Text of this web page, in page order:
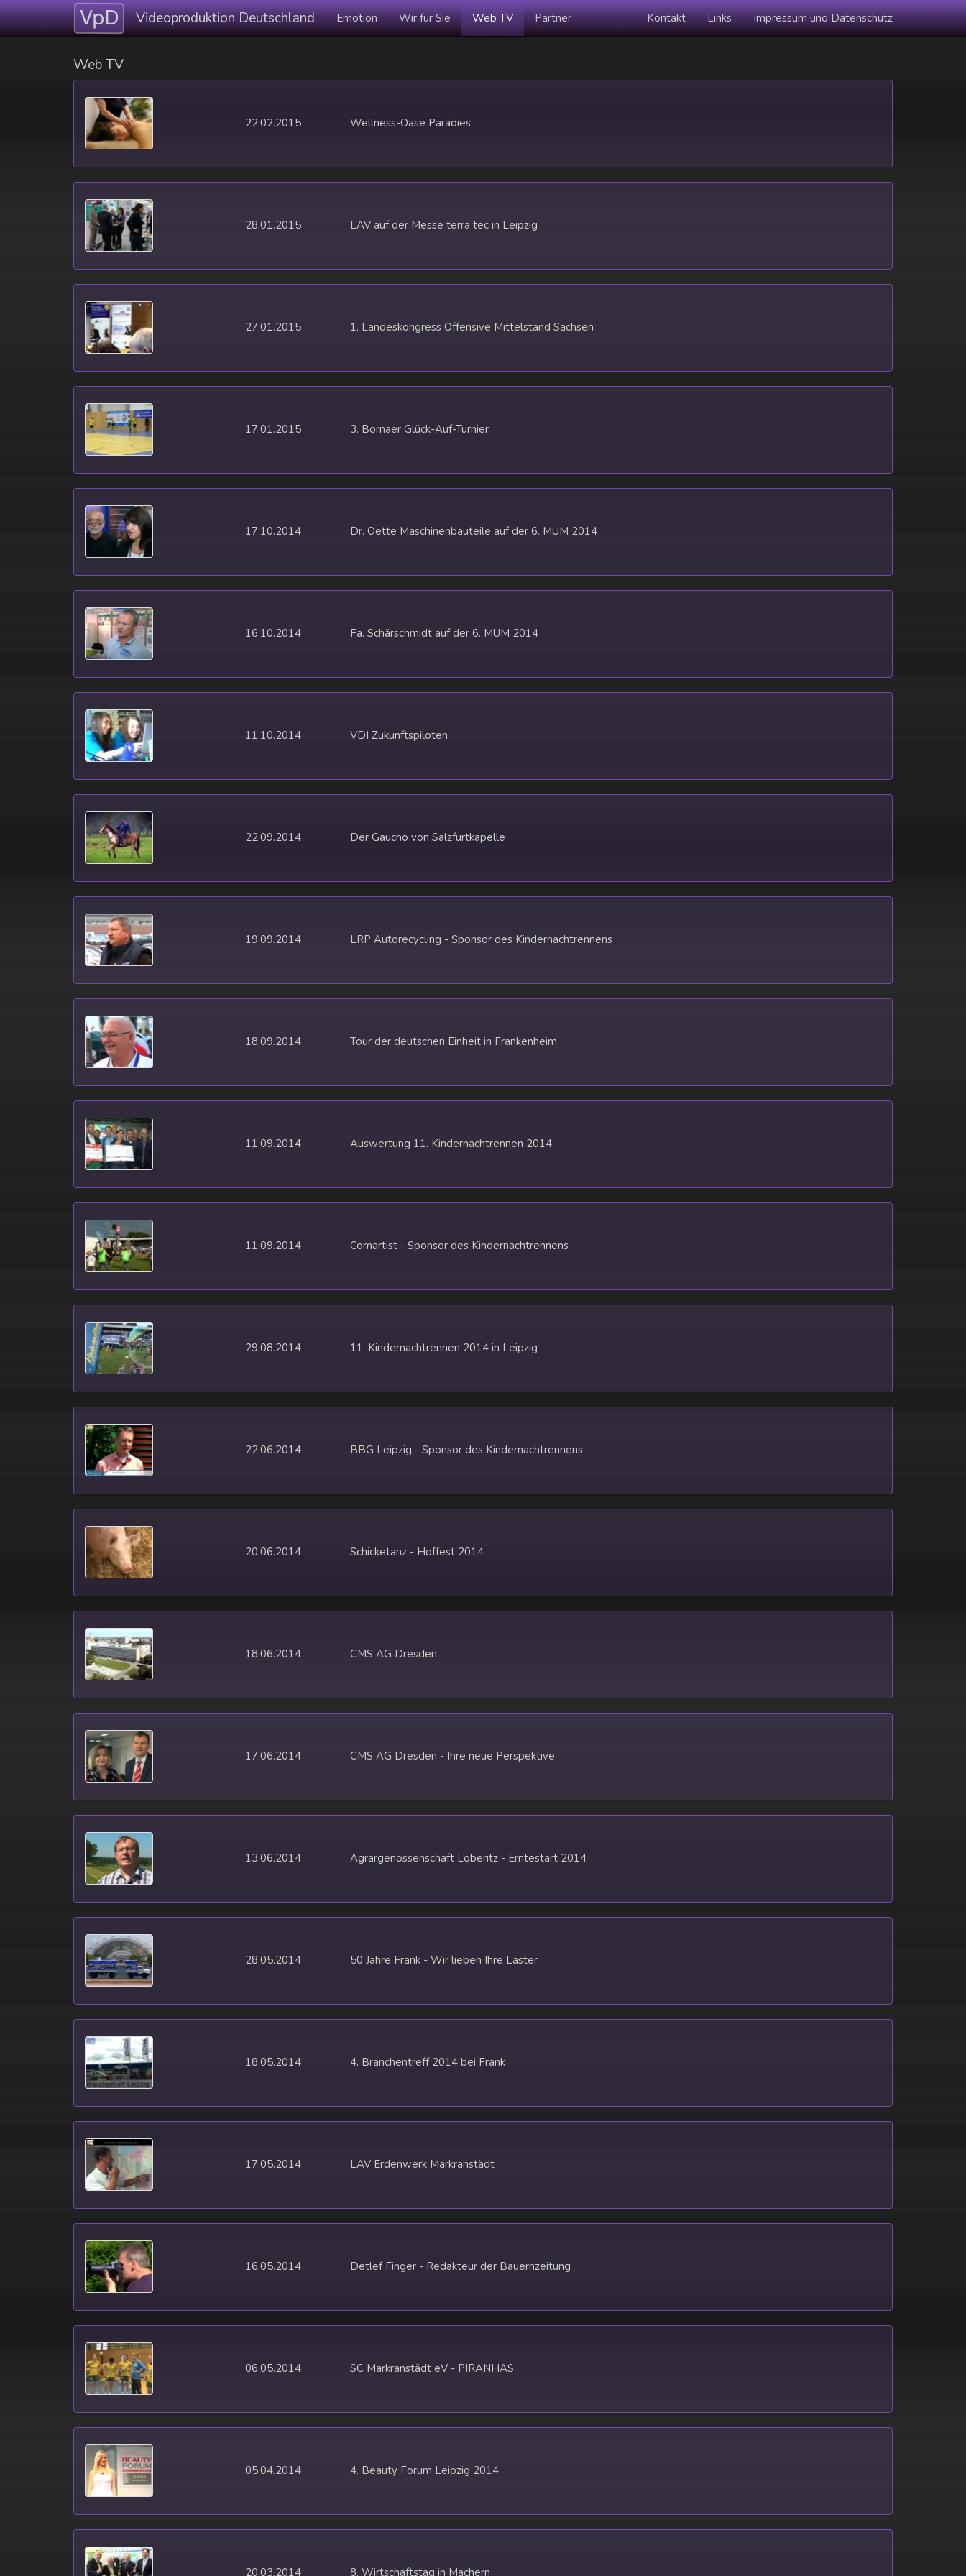
Videoproduktion Deutschland Emotion Wir für Sie Web TV Partner Kontakt Links Impressum und Datenschutz
Web TV
22.02.2015 Wellness-Oase Paradies
28.01.2015 LAV auf der Messe terra tec in Leipzig
27.01.2015 1. Landeskongress Offensive Mittelstand Sachsen
17.01.2015 3. Bornaer Glück-Auf-Turnier
17.10.2014 Dr. Oette Maschinenbauteile auf der 6. MUM 2014
16.10.2014 Fa. Schärschmidt auf der 6. MUM 2014
11.10.2014 VDI Zukunftspiloten
22.09.2014 Der Gaucho von Salzfurtkapelle
19.09.2014 LRP Autorecycling - Sponsor des Kindernachtrennens
18.09.2014 Tour der deutschen Einheit in Frankenheim
11.09.2014 Auswertung 11. Kindernachtrennen 2014
11.09.2014 Comartist - Sponsor des Kindernachtrennens
29.08.2014 11. Kindernachtrennen 2014 in Leipzig
22.06.2014 BBG Leipzig - Sponsor des Kindernachtrennens
20.06.2014 Schicketanz - Hoffest 2014
18.06.2014 CMS AG Dresden
17.06.2014 CMS AG Dresden - Ihre neue Perspektive
13.06.2014 Agrargenossenschaft Löberitz - Erntestart 2014
28.05.2014 50 Jahre Frank - Wir lieben Ihre Laster
18.05.2014 4. Branchentreff 2014 bei Frank
17.05.2014 LAV Erdenwerk Markranstädt
16.05.2014 Detlef Finger - Redakteur der Bauernzeitung
06.05.2014 SC Markranstädt eV - PIRANHAS
05.04.2014 4. Beauty Forum Leipzig 2014
20.03.2014 8. Wirtschaftstag in Machern